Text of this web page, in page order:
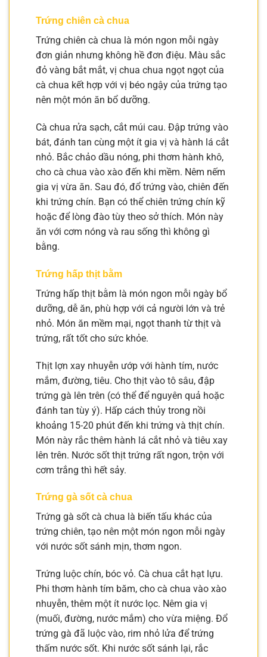
Trứng chiên cà chua
Trứng chiên cà chua là món ngon mỗi ngày
đơn giản nhưng không hề đơn điệu. Màu sắc
đỏ vàng bắt mắt, vị chua chua ngọt ngọt của
cà chua kết hợp với vị béo ngậy của trứng tạo
nên một món ăn bổ dưỡng.
Cà chua rửa sạch, cắt múi cau. Đập trứng vào
bát, đánh tan cùng một ít gia vị và hành lá cắt
nhỏ. Bắc chảo dầu nóng, phi thơm hành khô,
cho cà chua vào xào đến khi mềm. Nêm nếm
gia vị vừa ăn. Sau đó, đổ trứng vào, chiên đến
khi trứng chín. Bạn có thể chiên trứng chín kỹ
hoặc để lòng đào tùy theo sở thích. Món này
ăn với cơm nóng và rau sống thì không gì
bằng.
Trứng hấp thịt bằm
Trứng hấp thịt bằm là món ngon mỗi ngày bổ
dưỡng, dễ ăn, phù hợp với cả người lớn và trẻ
nhỏ. Món ăn mềm mại, ngọt thanh từ thịt và
trứng, rất tốt cho sức khỏe.
Thịt lợn xay nhuyễn ướp với hành tím, nước
mắm, đường, tiêu. Cho thịt vào tô sâu, đập
trứng gà lên trên (có thể để nguyên quả hoặc
đánh tan tùy ý). Hấp cách thủy trong nồi
khoảng 15-20 phút đến khi trứng và thịt chín.
Món này rắc thêm hành lá cắt nhỏ và tiêu xay
lên trên. Nước sốt thịt trứng rất ngon, trộn với
cơm trắng thì hết sảy.
Trứng gà sốt cà chua
Trứng gà sốt cà chua là biến tấu khác của
trứng chiên, tạo nên một món ngon mỗi ngày
với nước sốt sánh mịn, thơm ngon.
Trứng luộc chín, bóc vỏ. Cà chua cắt hạt lựu.
Phi thơm hành tím băm, cho cà chua vào xào
nhuyễn, thêm một ít nước lọc. Nêm gia vị
(muối, đường, nước mắm) cho vừa miệng. Đổ
trứng gà đã luộc vào, rim nhỏ lửa để trứng
thấm nước sốt. Khi nước sốt sánh lại, rắc